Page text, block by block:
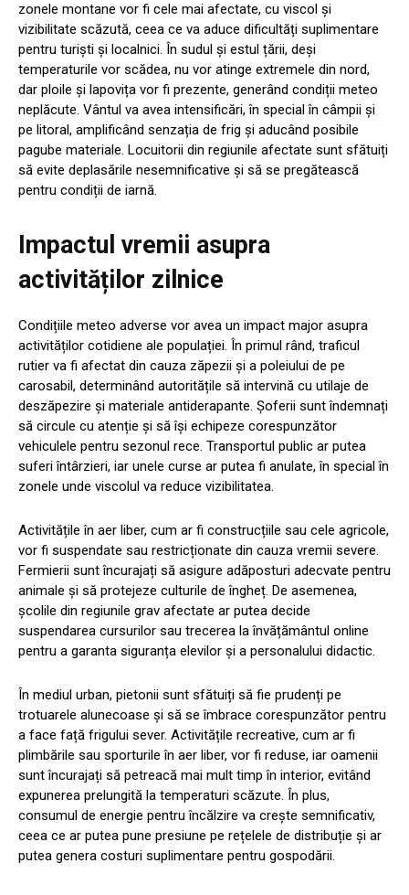
zonele montane vor fi cele mai afectate, cu viscol și
vizibilitate scăzută, ceea ce va aduce dificultăți suplimentare
pentru turiști și localnici. În sudul și estul țării, deși
temperaturile vor scădea, nu vor atinge extremele din nord,
dar ploile și lapovița vor fi prezente, generând condiții meteo
neplăcute. Vântul va avea intensificări, în special în câmpii și
pe litoral, amplificând senzația de frig și aducând posibile
pagube materiale. Locuitorii din regiunile afectate sunt sfătuiți
să evite deplasările nesemnificative și să se pregătească
pentru condiții de iarnă.
Impactul vremii asupra
activităților zilnice
Condițiile meteo adverse vor avea un impact major asupra
activităților cotidiene ale populației. În primul rând, traficul
rutier va fi afectat din cauza zăpezii și a poleiului de pe
carosabil, determinând autoritățile să intervină cu utilaje de
deszăpezire și materiale antiderapante. Șoferii sunt îndemnați
să circule cu atenție și să își echipeze corespunzător
vehiculele pentru sezonul rece. Transportul public ar putea
suferi întârzieri, iar unele curse ar putea fi anulate, în special în
zonele unde viscolul va reduce vizibilitatea.
Activitățile în aer liber, cum ar fi construcțiile sau cele agricole,
vor fi suspendate sau restricționate din cauza vremii severe.
Fermierii sunt încurajați să asigure adăposturi adecvate pentru
animale și să protejeze culturile de îngheț. De asemenea,
școlile din regiunile grav afectate ar putea decide
suspendarea cursurilor sau trecerea la învățământul online
pentru a garanta siguranța elevilor și a personalului didactic.
În mediul urban, pietonii sunt sfătuiți să fie prudenți pe
trotuarele alunecoase și să se îmbrace corespunzător pentru
a face față frigului sever. Activitățile recreative, cum ar fi
plimbările sau sporturile în aer liber, vor fi reduse, iar oamenii
sunt încurajați să petreacă mai mult timp în interior, evitând
expunerea prelungită la temperaturi scăzute. În plus,
consumul de energie pentru încălzire va crește semnificativ,
ceea ce ar putea pune presiune pe rețelele de distribuție și ar
putea genera costuri suplimentare pentru gospodării.